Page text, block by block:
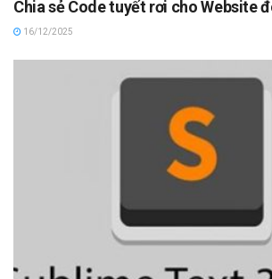
Chia sẻ Code tuyết rơi cho Website
16/12/2025